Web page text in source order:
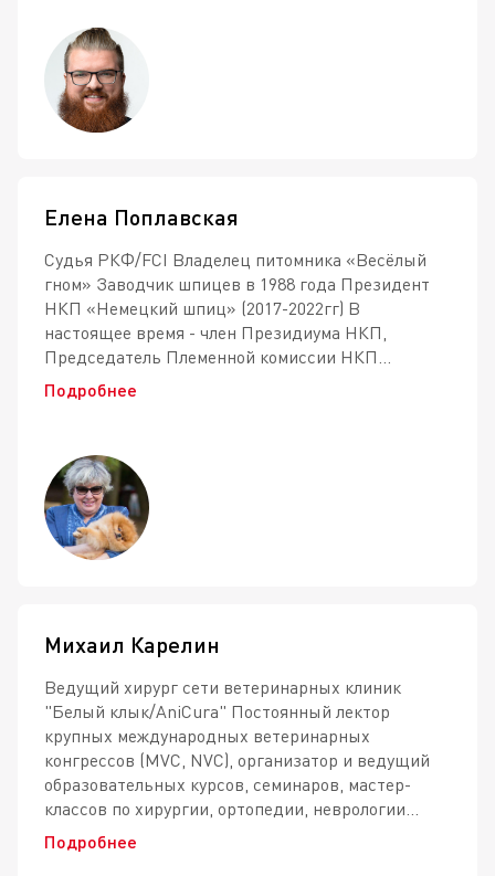
Елена Поплавская
Судья РКФ/FCI Владелец питомника «Весёлый
гном» Заводчик шпицев в 1988 года Президент
НКП «Немецкий шпиц» (2017-2022гг) В
настоящее время - член Президиума НКП,
Председатель Племенной комиссии НКП...
Подробнее
Михаил Карелин
Ведущий хирург сети ветеринарных клиник
"Белый клык/AniCura" Постоянный лектор
крупных международных ветеринарных
конгрессов (MVC, NVC), организатор и ведущий
образовательных курсов, семинаров, мастер-
классов по хирургии, ортопедии, неврологии...
Подробнее